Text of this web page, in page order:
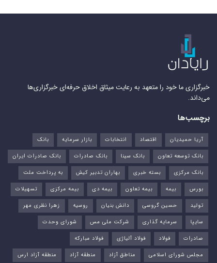
خبرگزاری ما خود را متعهد به رعایت میثاق اخلاق حرفه‌ای خبرگزاری‌ها
می‌داند.
برچسب‌ها
آریا حمیدیان اقتصاد انتخابات بازار سرمایه
بانک
بانک توسعه تعاون
بانک سینا بانک صادرات
بانک صادرات ایران
بانک مرکزی
بسته خبری بهاران تدبیر کیش
به پرداخت ملت
بورس‌
بیمه بیمه تعاون بیمه دی بیمه مرکزی
تسهیلات
تولید
حسین گروسی دانش بنیان روسیه
زهرا نظری مهر
سایپا
سرمایه گذاری شرکت ملی مس
شورای وحدت
صادرات
فولاد فولاد آلیاژی
فولاد مبارکه
مجلس شورای اسلامی
مناطق آزاد منطقه آزاد
منطقه آزاد ارس